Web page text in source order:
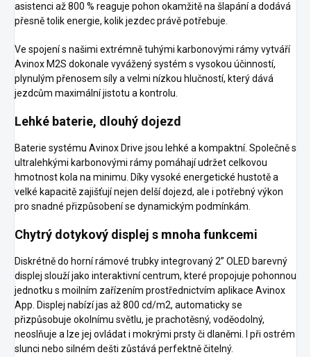
asistenci až 800 % reaguje pohon okamžitě na šlapání a dodává
přesně tolik energie, kolik jezdec právě potřebuje.
Ve spojení s našimi extrémně tuhými karbonovými rámy vytváří
Avinox M2S dokonale vyvážený systém s vysokou účinností,
plynulým přenosem síly a velmi nízkou hlučností, který dává
jezdcům maximální jistotu a kontrolu.
Lehké baterie, dlouhý dojezd
Baterie systému Avinox Drive jsou lehké a kom­paktní. Společně s
ultralehkými karbonovými rámy pomáhají udržet celkovou
hmotnost kola na minimu. Díky vysoké energetické hustotě a
velké kapacitě zajišťují nejen delší dojezd, ale i potřebný výkon
pro snadné přizpůsobení se dynamickým podmínkám.
Chytrý dotykový displej s mnoha funkcemi
Diskrétně do horní rámové trubky integrovaný 2” OLED barevný
displej slouží jako interaktivní centrum, které propojuje pohonnou
jednotku s mo­ilním zařízením prostřednictvím aplikace Avinox
App. Displej nabízí jas až 800 cd/m2, automaticky se
přizpůsobuje okolnímu světlu, je prachotěsný, voděodolný,
neoslňuje a lze jej ovládat i mokrými prsty či dlaněmi. I při ostrém
slunci nebo silném dešti zůstává perfektně čitelný.